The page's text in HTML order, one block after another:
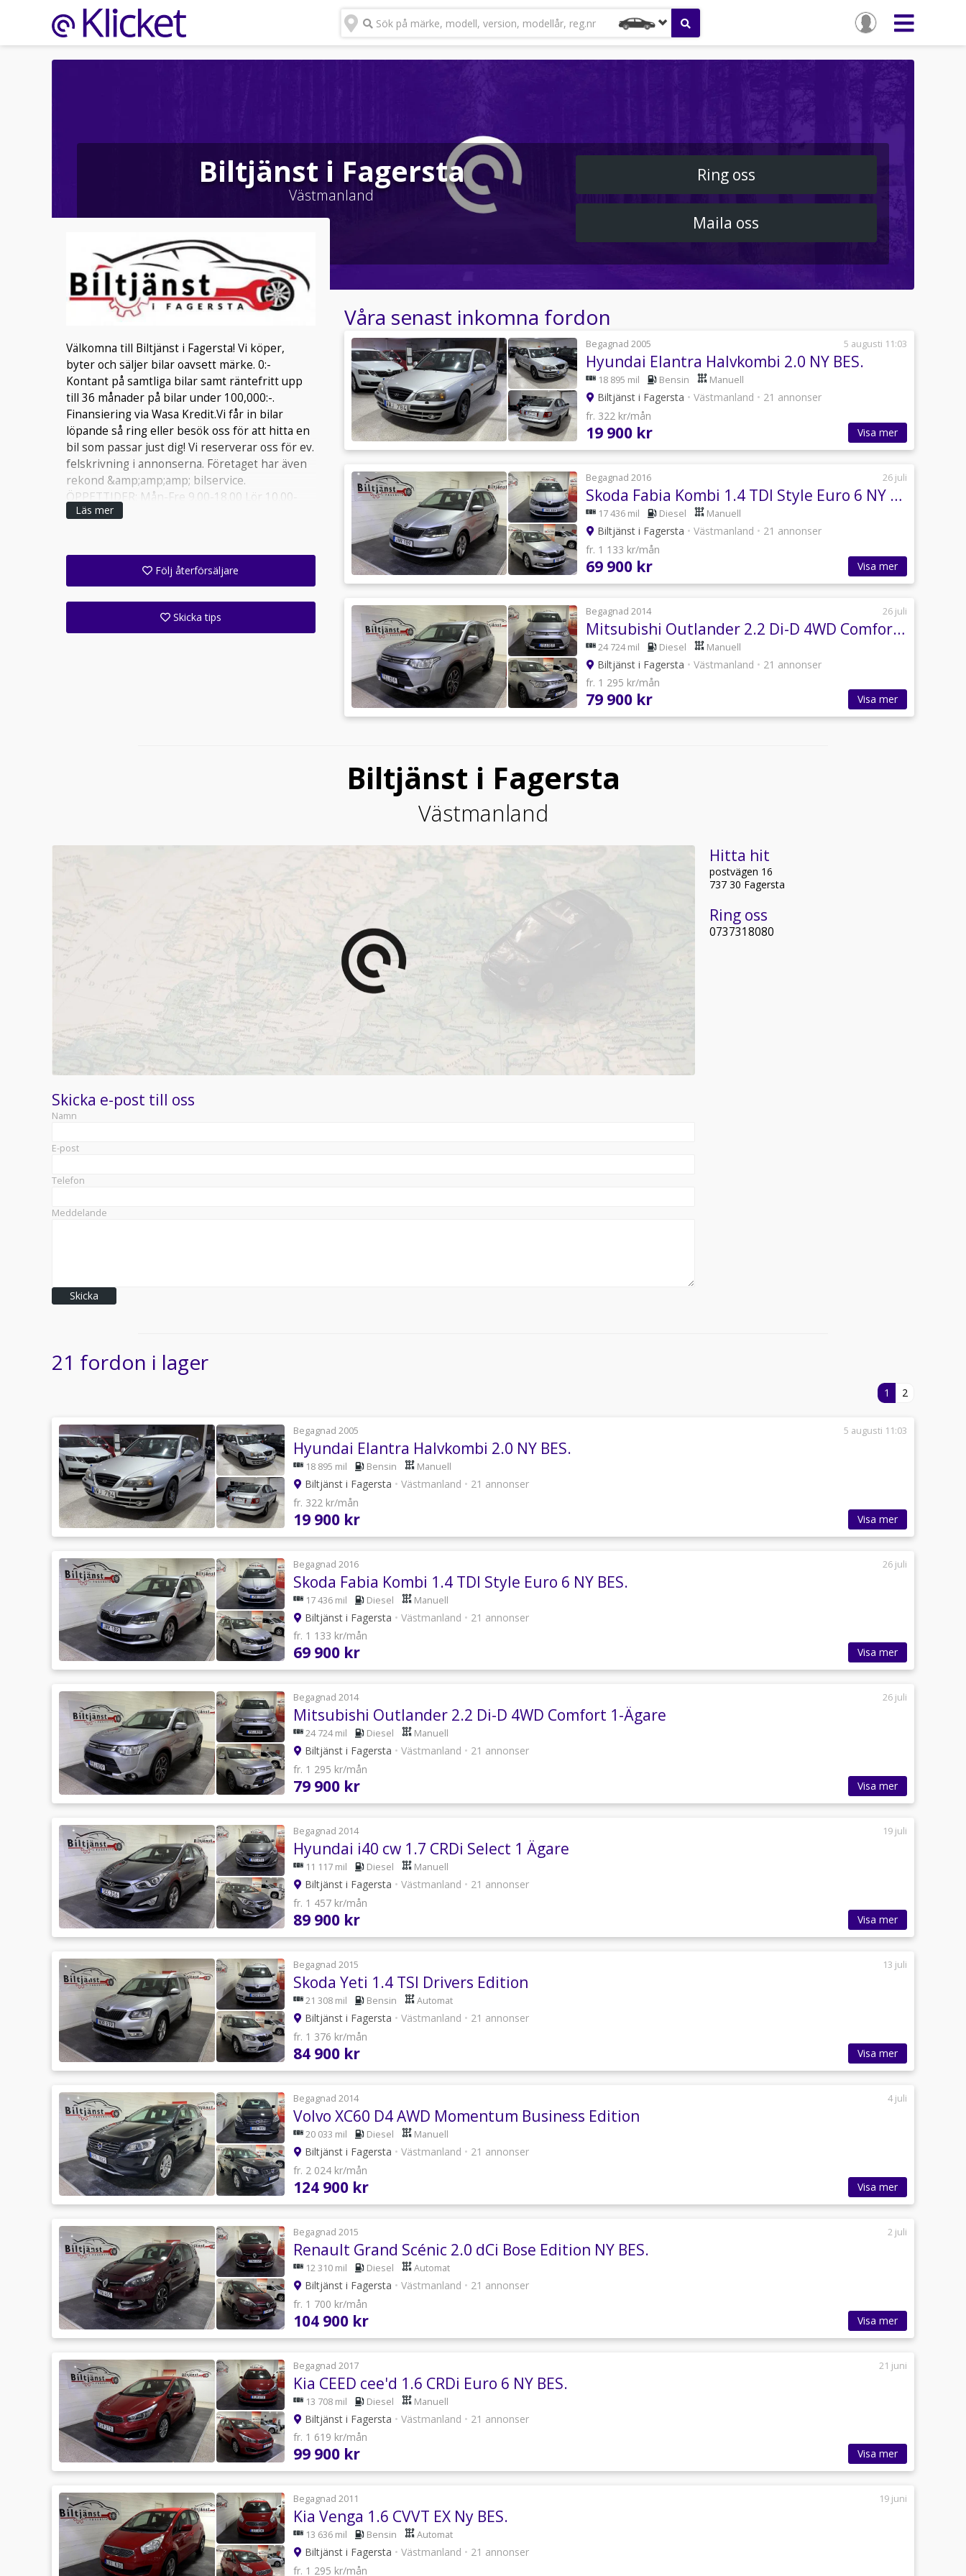
Sök på märke, modell, version, modellår, reg.nr
Biltjänst i Fagersta
Västmanland
Ring oss
Maila oss
Välkomna till Biltjänst i Fagersta! Vi köper,
byter och säljer bilar oavsett märke. 0:-
Kontant på samtliga bilar samt räntefritt upp
till 36 månader på bilar under 100,000:-.
Finansiering via Wasa Kredit.Vi får in bilar
löpande så ring eller besök oss för att hitta en
bil som passar just dig! Vi reserverar oss för ev.
felskrivning i annonserna. Företaget har även
rekond &amp;amp;amp; bilservice.
ÖPPETTIDER: Mån-Fre 9.00-18.00 Lör 10.00-
14.00 Sön Stängt
Läs mer
Följ återförsäljare
Skicka tips
Våra senast inkomna fordon
Begagnad 2005 5 augusti 11:03
Hyundai Elantra Halvkombi 2.0 NY BES.
18 895 mil Bensin Manuell
Biltjänst i Fagersta • Västmanland • 21 annonser
fr. 322 kr/mån
19 900 kr Visa mer
Begagnad 2016 26 juli
Skoda Fabia Kombi 1.4 TDI Style Euro 6 NY BES.
17 436 mil Diesel Manuell
Biltjänst i Fagersta • Västmanland • 21 annonser
fr. 1 133 kr/mån
69 900 kr Visa mer
Begagnad 2014 26 juli
Mitsubishi Outlander 2.2 Di-D 4WD Comfort 1-Ägare
24 724 mil Diesel Manuell
Biltjänst i Fagersta • Västmanland • 21 annonser
fr. 1 295 kr/mån
79 900 kr Visa mer
Biltjänst i Fagersta
Västmanland
Skicka e-post till oss
Namn
E-post
Telefon
Meddelande
Skicka
Hitta hit
postvägen 16
737 30 Fagersta
Ring oss
0737318080
21 fordon i lager
1 2
Begagnad 2005 5 augusti 11:03
Hyundai Elantra Halvkombi 2.0 NY BES.
18 895 mil Bensin Manuell
Biltjänst i Fagersta • Västmanland • 21 annonser
fr. 322 kr/mån
19 900 kr Visa mer
Begagnad 2016 26 juli
Skoda Fabia Kombi 1.4 TDI Style Euro 6 NY BES.
17 436 mil Diesel Manuell
Biltjänst i Fagersta • Västmanland • 21 annonser
fr. 1 133 kr/mån
69 900 kr Visa mer
Begagnad 2014 26 juli
Mitsubishi Outlander 2.2 Di-D 4WD Comfort 1-Ägare
24 724 mil Diesel Manuell
Biltjänst i Fagersta • Västmanland • 21 annonser
fr. 1 295 kr/mån
79 900 kr Visa mer
Begagnad 2014 19 juli
Hyundai i40 cw 1.7 CRDi Select 1 Ägare
11 117 mil Diesel Manuell
Biltjänst i Fagersta • Västmanland • 21 annonser
fr. 1 457 kr/mån
89 900 kr Visa mer
Begagnad 2015 13 juli
Skoda Yeti 1.4 TSI Drivers Edition
21 308 mil Bensin Automat
Biltjänst i Fagersta • Västmanland • 21 annonser
fr. 1 376 kr/mån
84 900 kr Visa mer
Begagnad 2014 4 juli
Volvo XC60 D4 AWD Momentum Business Edition
20 033 mil Diesel Manuell
Biltjänst i Fagersta • Västmanland • 21 annonser
fr. 2 024 kr/mån
124 900 kr Visa mer
Begagnad 2015 2 juli
Renault Grand Scénic 2.0 dCi Bose Edition NY BES.
12 310 mil Diesel Automat
Biltjänst i Fagersta • Västmanland • 21 annonser
fr. 1 700 kr/mån
104 900 kr Visa mer
Begagnad 2017 21 juni
Kia CEED cee'd 1.6 CRDi Euro 6 NY BES.
13 708 mil Diesel Manuell
Biltjänst i Fagersta • Västmanland • 21 annonser
fr. 1 619 kr/mån
99 900 kr Visa mer
Begagnad 2011 19 juni
Kia Venga 1.6 CVVT EX Ny BES.
13 636 mil Bensin Automat
Biltjänst i Fagersta • Västmanland • 21 annonser
fr. 1 295 kr/mån